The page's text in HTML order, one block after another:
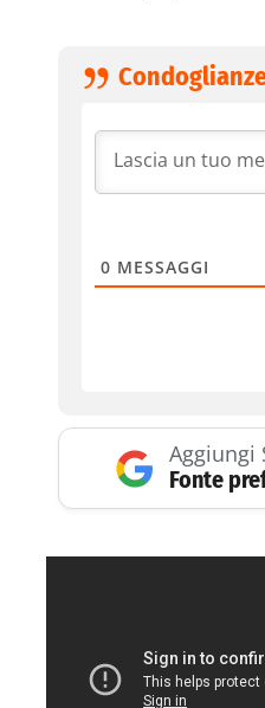
0 MESSAGGI
Aggiungi
Fonte